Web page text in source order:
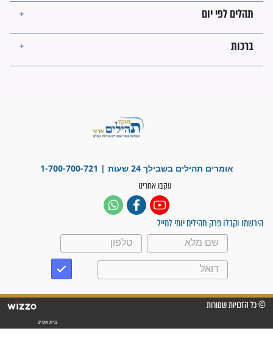
מדהים בזכות התפילות מדי יום
עלינו שהקב"ה שמע לתפילות
וחתמתי על חוזה עבודה אחרי
שנתיים של חיפוש!"
"לא להתייאש חס ושלום, גם
אם הזיווג עוד לא מגיע"
סגולות לשמירה והגנה